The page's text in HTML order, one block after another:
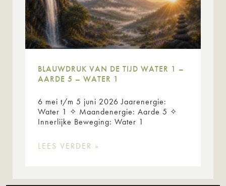
BLAUWDRUK VAN DE TIJD WATER 1 –
AARDE 5 – WATER 1
6 mei t/m 5 juni 2026 Jaarenergie:
Water 1 ✧ Maandenergie: Aarde 5 ✧
Innerlijke Beweging: Water 1
LEES VERDER »